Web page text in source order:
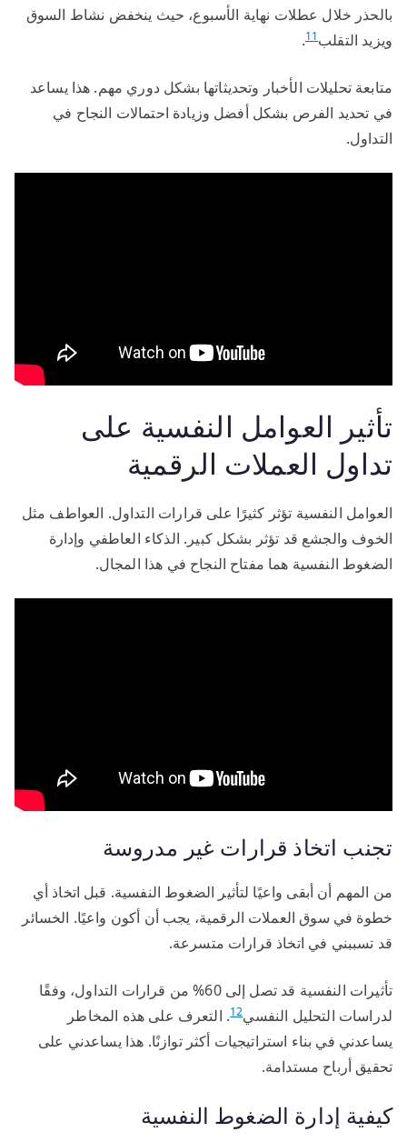
بالحذر خلال عطلات نهاية الأسبوع، حيث ينخفض نشاط السوق
ويزيد التقلب11
.
متابعة تحليلات الأخبار وتحديثاتها بشكل دوري مهم. هذا يساعد
في تحديد الفرص بشكل أفضل وزيادة احتمالات النجاح في
التداول.
تأثير العوامل النفسية على
تداول العملات الرقمية
العوامل النفسية تؤثر كثيرًا على قرارات التداول. العواطف مثل
الخوف والجشع قد تؤثر بشكل كبير. الذكاء العاطفي وإدارة
الضغوط النفسية هما مفتاح النجاح في هذا المجال.
تجنب اتخاذ قرارات غير مدروسة
من المهم أن أبقى واعيًا لتأثير الضغوط النفسية. قبل اتخاذ أي
خطوة في سوق العملات الرقمية، يجب أن أكون واعيًا. الخسائر
قد تسببني في اتخاذ قرارات متسرعة.
تأثيرات النفسية قد تصل إلى 60% من قرارات التداول، وفقًا
لدراسات التحليل النفسي12. التعرف على هذه المخاطر
يساعدني في بناء استراتيجيات أكثر توازنًا. هذا يساعدني على
تحقيق أرباح مستدامة.
كيفية إدارة الضغوط النفسية